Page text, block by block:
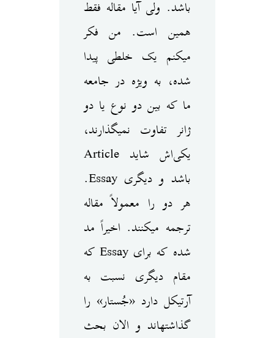
باشد. ولی آیا مقاله فقط
همین است. من فکر
می‎کنم یک خلطی پیدا
شده، به ویژه در جامعه
ما که بین دو نوع یا دو
ژانر تفاوت نمی‎گذارند،
یکی‌اش شاید Article
باشد و دیگری Essay.
هر دو را معمولاً مقاله
ترجمه می‎کنند. اخیراً مد
شده که برای Essay که
مقام دیگری نسبت به
آرتیکل دارد «جُستار» را
گذاشته‎اند و الان بحث